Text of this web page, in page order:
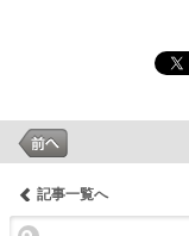
記事一覧へ